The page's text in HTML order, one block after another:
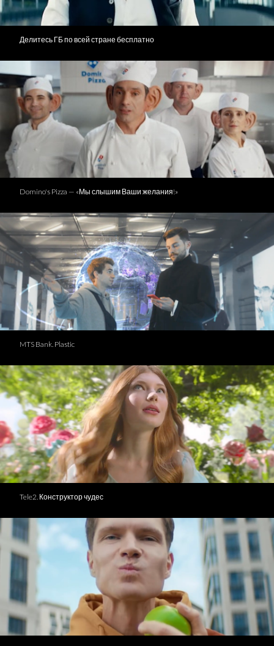
Делитесь ГБ по всей стране бесплатно
Domino's Pizza — «Мы слышим Ваши желания!»
MTS Bank. Plastic
Tele2. Конструктор чудес